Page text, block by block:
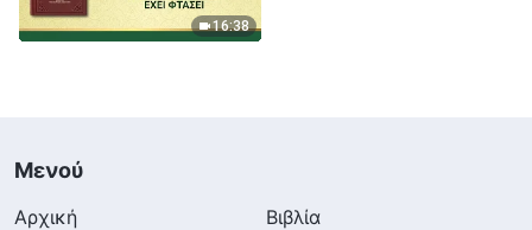
16:38
Μενού
Αρχική
Βιβλία